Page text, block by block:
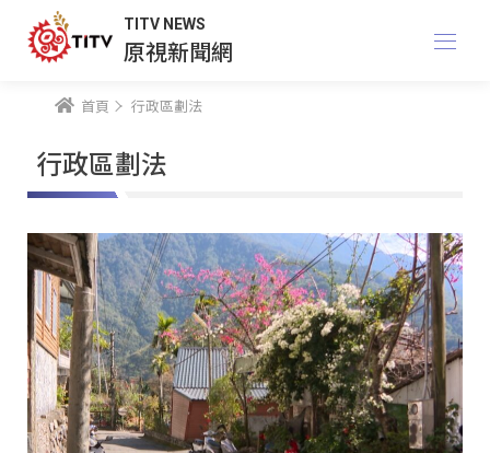
TITV NEWS
原視新聞網
首頁 行政區劃法
行政區劃法